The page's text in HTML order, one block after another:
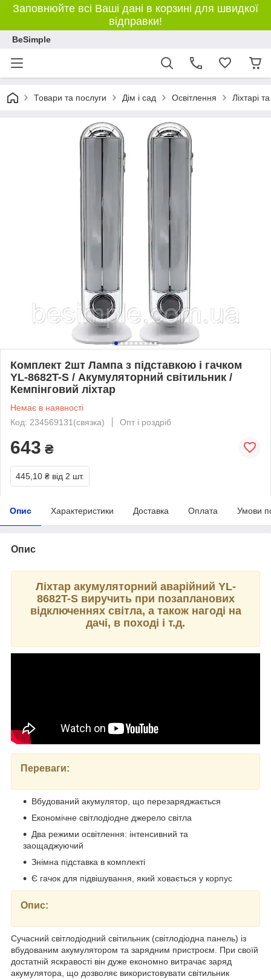
Заповнюйте всі Ваші дані в корзині для швидкої
відправки!
BeSimple
Товари та послуги Дім і сад Освітлення Ліхтарі
Комплект 2шт Лампа з підставкою і гачком
YL-8682T-S / Акумуляторний світильник /
Кемпінговий ліхтар
Немає в наявності
Код: 234569131(связка)
Опт і роздріб
643 ₴
445,10 ₴ від 2 шт.
Опис Характеристики Доставка Оплата Умови
Опис
Ліхтар акумуляторний аварійний YL-
8682T-S виручить при позапланових
відключеннях світла, а також нагоді на
дачі, в поході і т.д.
Переваги:
Вбудований акумулятор, що перезаряджається
Економічне світлодіодне джерело світла
Два режими освітлення: інтенсивний та
заощаджуючий
Знімна підставка в комплекті
Є гачок для підвішування, який ховається у корпус
Опис:
Сучасний світлодіодний світильник (світлодіодна панель) із
вбудованим акумулятором та зарядним пристроєм. При своїй
достатній яскравості він дуже економно витрачає заряд
акумулятора, що дозволяє використовувати світильник